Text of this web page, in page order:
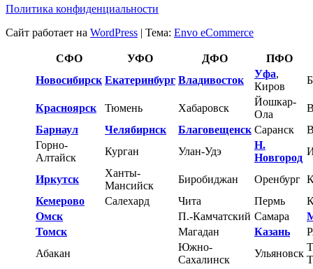
Политика конфиденциальности
Сайт работает на WordPress | Тема: Envo eCommerce
СФО УФО ДФО
ПФО
Новосибирск Екатеринбург Владивосток
Уфа,
Киров
Красноярск Тюмень Хабаровск
Йошкар-
Ола
Барнаул
Челябирнск Благовещенск Саранск
Горно-
Алтайск
Курган Улан-Удэ
Н.
Новгород
Иркутск
Ханты-
Мансийск
Биробиджан Оренбург
Кемерово
Салехард Чита Пермь
Омск
П.-Камчатский Самара
Томск
Магадан Казань
Абакан
Южно-
Сахалинск
Ульяновск